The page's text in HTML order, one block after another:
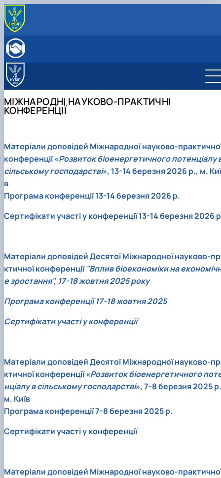
Навчально-наукова лабораторія
програми та ЕНК
Аспіранти кафедри
МІЖНАРОДНА ДІЯЛЬНІСТЬ
СТУДЕНТСЬКИЙ ГУРТОК
МІЖНАРОДНІ НАУКОВО-ПРАКТИЧНІ КОНФЕРЕНЦІЇ
МІЖНАРОДНІ НАУКОВО-ПРАКТИЧНІ
КОНФЕРЕНЦІЇ
Матеріали доповідей Міжнародної науково-
конференції «Розвиток біоенергетичного потенціалу
сільському господарстві», 13-14 березня 2026 р., м. Киї
в
Програма конференції 13-14 березня 2026 р.
Сертифікати участі у конференції 13-14 березня 2026
Матеріали доповідей Десятої Міжнародної науково-
ктичної конференції "Вплив біоекономіки на
е зростання", 17-18 жовтня 2025 року
Програма конференції 17-18 жовтня 2025
Сертифікати участі у конференції
Матеріали доповідей Десятої Міжнародної науково-
ктичної конференції «Розвиток біоенергетичного
нціалу в сільському господарстві», 7-8 березня 2025
м. Київ
Програма конференції 7-8 березня 2025 р.
Сертифікати участі у конференції
Матеріали доповідей Міжнародної науково-